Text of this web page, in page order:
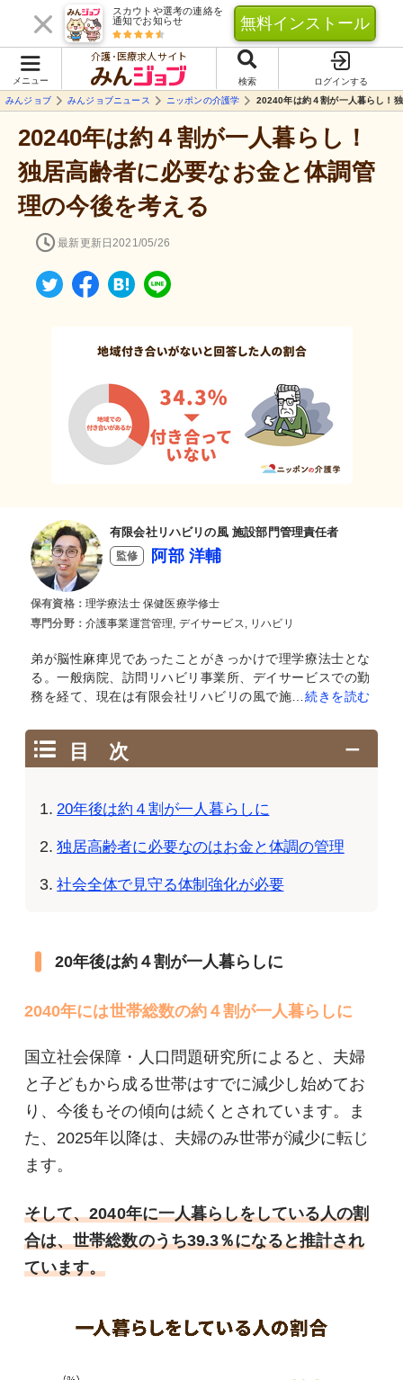
スカウトや選考の連絡を
通知でお知らせ
無料インストール
メニュー
介護･医療求人サイト
検索
ログインする
みんジョブ
みんジョブニュース ニッポンの介護学 20240年は約４割が一人暮らし！
20240年は約４割が一人暮らし！
独居高齢者に必要なお金と体調管
理の今後を考える
最新更新日2021/05/26
有限会社リハビリの風 施設部門管理責任者
監修 阿部 洋輔
保有資格： 理学療法士 保健医療学修士
専門分野： 介護事業運営管理, デイサービス, リハビリ
弟が脳性麻痺児であったことがきっかけで理学療法士とな
る。一般病院、訪問リハビリ事業所、デイサービスでの勤
務を経て、現在は有限会社リハビリの風で施…続きを読む
目 次
20年後は約４割が一人暮らしに
独居高齢者に必要なのはお金と体調の管理
社会全体で見守る体制強化が必要
20年後は約４割が一人暮らしに
2040年には世帯総数の約４割が一人暮らしに
国立社会保障・人口問題研究所によると、夫婦
と子どもから成る世帯はすでに減少し始めてお
り、今後もその傾向は続くとされています。ま
た、2025年以降は、夫婦のみ世帯が減少に転じ
ます。
そして、2040年に一人暮らしをしている人の割
合は、世帯総数のうち39.3％になると推計され
ています。